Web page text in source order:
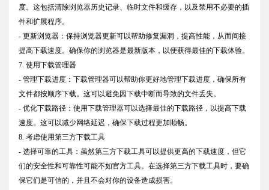
度。这包括清除浏览器历史记录、临时文件和缓存，以及禁用不必要的插
件和扩展程序。
- 更新浏览器：保持浏览器更新可以帮助修复漏洞，提高性能，从而间接
提高下载速度。确保你的浏览器是最新版本，以便获得最佳的下载体验。
7. 使用下载管理器
- 管理下载进度：下载管理器可以帮助你更好地管理下载进度，确保所有
文件都按顺序下载。这可以避免因下载中断而导致的文件丢失。
- 优化下载路径：使用下载管理器可以选择最佳的下载路径，以提高下载
速度。这可以减少网络延迟，确保下载过程更加顺畅。
8. 考虑使用第三方下载工具
- 选择可靠的工具：虽然第三方下载工具可以提供更高的下载速度，但它
们的安全性和可靠性可能不如官方工具。在选择第三方下载工具时，要确
保它们是可信的，并且不会对你的设备造成损害。